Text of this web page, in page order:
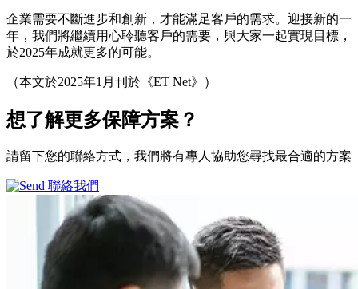
企業需要不斷進步和創新，才能滿足客戶的需求。迎接新的一
年，我們將繼續用心聆聽客戶的需要，與大家一起實現目標，
於2025年成就更多的可能。
（本文於2025年1月刊於《ET Net》）
想了解更多保障方案？
請留下您的聯絡方式，我們將有專人協助您尋找最合適的方案
聯絡我們